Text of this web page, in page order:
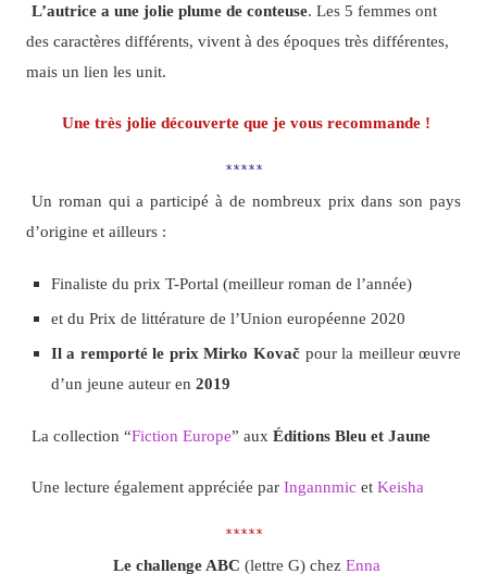
L’autrice a une jolie plume de conteuse. Les 5 femmes ont
des caractères différents, vivent à des époques très différentes,
mais un lien les unit.
Une très jolie découverte que je vous recommande !
*****
Un roman qui a participé à de nombreux prix dans son pays
d’origine et ailleurs :
Finaliste du prix T-Portal (meilleur roman de l’année)
et du Prix de littérature de l’Union européenne 2020
Il a remporté le prix Mirko Kovač pour la meilleur œuvre
d’un jeune auteur en 2019
La collection “Fiction Europe” aux Éditions Bleu et Jaune
Une lecture également appréciée par Ingannmic et Keisha
*****
Le challenge ABC (lettre G) chez Enna